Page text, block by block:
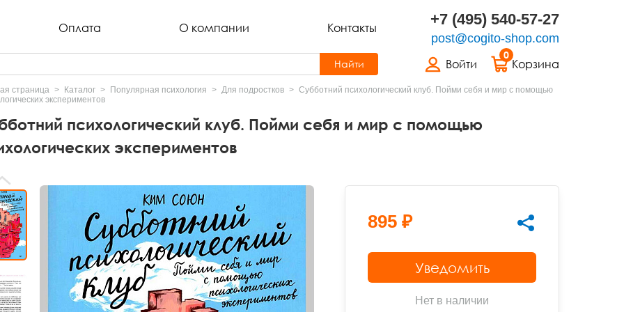
Оплата О компании Контакты +7 (495) 540-57-27
post@cogito-shop.com
Войти
0
Корзина
Найти
страница Каталог Популярная психология Для подростков
Субботний психологический клуб. Пойми себя и мир с помощью
экспериментов
психологический клуб. Пойми себя и мир с помощью
экспериментов
895 ₽
Уведомить
Нет в наличии